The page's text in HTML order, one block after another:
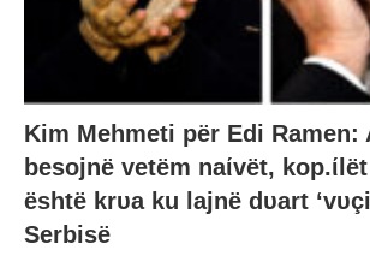
Kim Mehmeti për Edi Ramen:
besojnë vetëm naίvët,
është krυa ku lajnë dυart
Serbisë